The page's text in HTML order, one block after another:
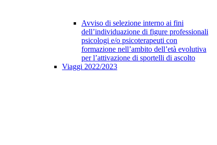
Avviso di selezione interno ai fini
dell’individuazione di figure professionali
psicologi e/o psicoterapeuti con
formazione nell’ambito dell’età evolutiva
per l’attivazione di sportelli di ascolto
Viaggi 2022/2023